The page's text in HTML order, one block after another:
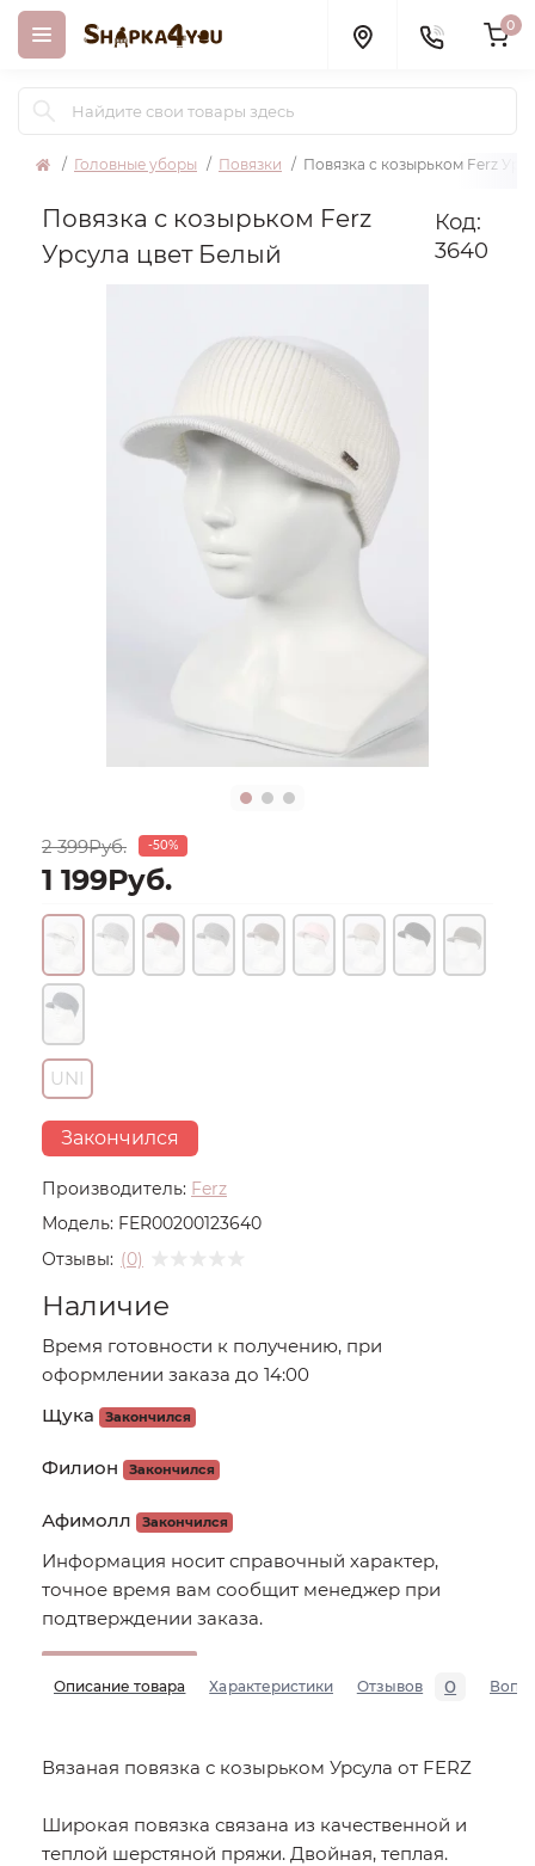
0
Головные уборы Повязки Повязка с козырьком Ferz
Повязка с козырьком Ferz
Урсула цвет Белый
Код:
3640
Производитель: Ferz
Модель: FER00200123640
Отзывы: (0)
2 399Руб. -50%
1 199Руб.
UNI
Закончился
Наличие
Время готовности к получению, при
оформлении заказа до 14:00
Щука
Закончился
Филион Закончился
Афимолл Закончился
Информация носит справочный характер,
точное время вам сообщит менеджер при
подтверждении заказа.
Описание товара Характеристики Отзывов 0
Вязаная повязка с козырьком Урсула от FERZ
Широкая повязка связана из качественной и
теплой шерстяной пряжи. Двойная, теплая.